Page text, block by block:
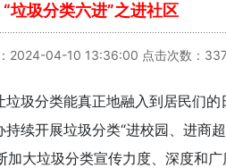
“垃圾分类六进”之进社区
2024-04-10 13:36:00 点击次数：
圾分类能真正地融入到居民们
续开展垃圾分类“进校园、进商
加大垃圾分类宣传力度、深度和广